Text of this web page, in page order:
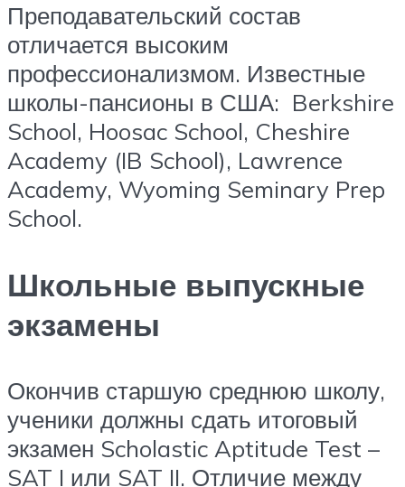
Преподавательский состав
отличается высоким
профессионализмом. Известные
школы-пансионы в США: Berkshire
School, Hoosac School, Cheshire
Academy (IB School), Lawrence
Academy, Wyoming Seminary Prep
School.
Школьные выпускные
экзамены
Окончив старшую среднюю школу,
ученики должны сдать итоговый
экзамен Scholastic Aptitude Test –
SAT I или SAT II. Отличие между